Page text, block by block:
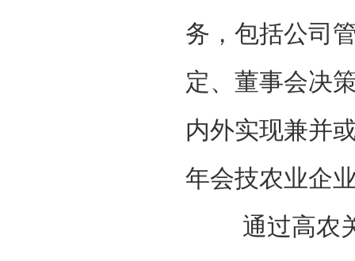
务，包括公司
定、董事会决
内外实现兼并
年会技
通过高农关